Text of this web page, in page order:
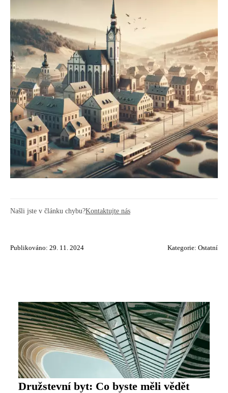
Našli jste v článku chybu?Kontaktujte nás
Publikováno: 29. 11. 2024 Kategorie: Ostatní
Družstevní byt: Co byste měli vědět